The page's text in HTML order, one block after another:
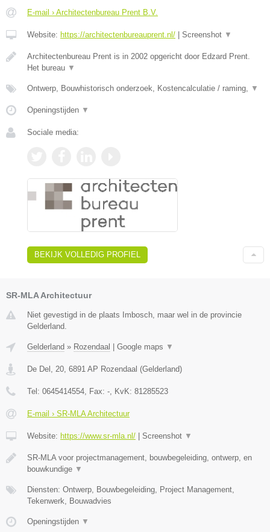
E-mail › Architectenbureau Prent B.V.
Website: https://architectenbureauprent.nl/ Screenshot ▼
Architectenbureau Prent is in 2002 opgericht door Edzard Prent.
Het bureau ▼
Ontwerp, Bouwhistorisch onderzoek, Kostencalculatie / raming, ▼
Openingstijden ▼
Sociale media:
BEKIJK VOLLEDIG PROFIEL
SR-MLA Architectuur
Niet gevestigd in de plaats Imbosch, maar wel in de provincie
Gelderland.
Gelderland » Rozendaal Google maps ▼
De Del, 20, 6891 AP Rozendaal (Gelderland)
Tel: 0645414554, Fax: -, KvK: 81285523
E-mail › SR-MLA Architectuur
Website: https://www.sr-mla.nl/ Screenshot ▼
SR-MLA voor projectmanagement, bouwbegeleiding, ontwerp, en
bouwkundige ▼
Diensten: Ontwerp, Bouwbegeleiding, Project Management,
Tekenwerk, Bouwadvies
Openingstijden ▼